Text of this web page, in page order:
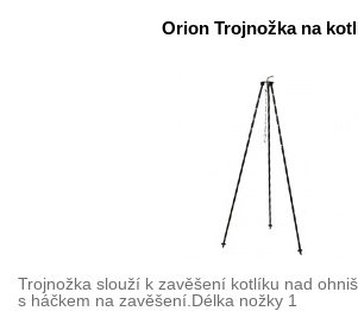
Orion Trojnožka na
Trojnožka slouží k zavěšení kotlíku nad
s háčkem na zavěšení.Délka nožky 1